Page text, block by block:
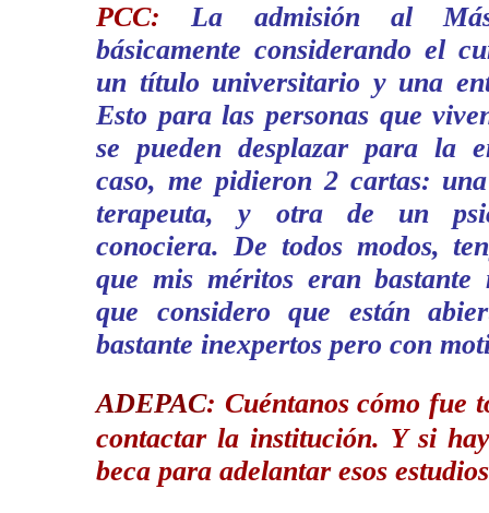
PCC:La admisión al
básicamente considerando el
un título universitario y una
Esto para las personas que
se pueden desplazar para la
caso, me pidieron 2 cartas:
terapeuta, y otra de un
conociera. De todos modos,
que mis méritos eran bastante
que considero que están
bastante inexpertos pero con
ADEPAC: Cuéntanos cómo fue
contactar la institución. Y si
beca para adelantar esos